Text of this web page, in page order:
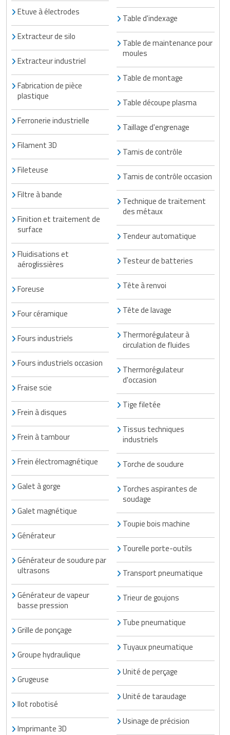
Etuve à électrodes
Extracteur de silo
Extracteur industriel
Fabrication de pièce
plastique
Ferronerie industrielle
Filament 3D
Fileteuse
Filtre à bande
Finition et traitement de
surface
Fluidisations et
aéroglissières
Foreuse
Four céramique
Fours industriels
Fours industriels occasion
Fraise scie
Frein à disques
Frein à tambour
Frein électromagnétique
Galet à gorge
Galet magnétique
Générateur
Générateur de soudure par
ultrasons
Générateur de vapeur
basse pression
Grille de ponçage
Groupe hydraulique
Grugeuse
Ilot robotisé
Imprimante 3D
Table d'indexage
Table de maintenance pour
moules
Table de montage
Table découpe plasma
Taillage d'engrenage
Tamis de contrôle
Tamis de contrôle occasion
Technique de traitement
des métaux
Tendeur automatique
Testeur de batteries
Tête à renvoi
Tête de lavage
Thermorégulateur à
circulation de fluides
Thermorégulateur
d'occasion
Tige filetée
Tissus techniques
industriels
Torche de soudure
Torches aspirantes de
soudage
Toupie bois machine
Tourelle porte-outils
Transport pneumatique
Trieur de goujons
Tube pneumatique
Tuyaux pneumatique
Unité de perçage
Unité de taraudage
Usinage de précision